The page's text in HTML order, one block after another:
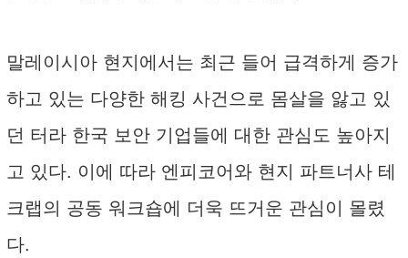
말레이시아 현지에서는 최근 들어 급격하게 증가
하고 있는 다양한 해킹 사건으로 몸살을 앓고 있
던 터라 한국 보안 기업들에 대한 관심도 높아지
고 있다. 이에 따라 엔피코어와 현지 파트너사 테
크랩의 공동 워크숍에 더욱 뜨거운 관심이 몰렸
다.